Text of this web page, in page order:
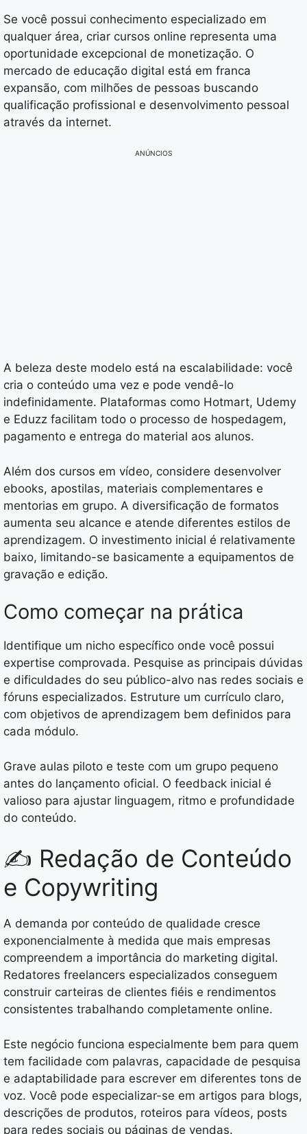
Se você possui conhecimento especializado em
qualquer área, criar cursos online representa uma
oportunidade excepcional de monetização. O
mercado de educação digital está em franca
expansão, com milhões de pessoas buscando
qualificação profissional e desenvolvimento pessoal
através da internet.
ANÚNCIOS
A beleza deste modelo está na escalabilidade: você
cria o conteúdo uma vez e pode vendê-lo
indefinidamente. Plataformas como Hotmart, Udemy
e Eduzz facilitam todo o processo de hospedagem,
pagamento e entrega do material aos alunos.
Além dos cursos em vídeo, considere desenvolver
ebooks, apostilas, materiais complementares e
mentorias em grupo. A diversificação de formatos
aumenta seu alcance e atende diferentes estilos de
aprendizagem. O investimento inicial é relativamente
baixo, limitando-se basicamente a equipamentos de
gravação e edição.
Como começar na prática
Identifique um nicho específico onde você possui
expertise comprovada. Pesquise as principais dúvidas
e dificuldades do seu público-alvo nas redes sociais e
fóruns especializados. Estruture um currículo claro,
com objetivos de aprendizagem bem definidos para
cada módulo.
Grave aulas piloto e teste com um grupo pequeno
antes do lançamento oficial. O feedback inicial é
valioso para ajustar linguagem, ritmo e profundidade
do conteúdo.
✍️ Redação de Conteúdo
e Copywriting
A demanda por conteúdo de qualidade cresce
exponencialmente à medida que mais empresas
compreendem a importância do marketing digital.
Redatores freelancers especializados conseguem
construir carteiras de clientes fiéis e rendimentos
consistentes trabalhando completamente online.
Este negócio funciona especialmente bem para quem
tem facilidade com palavras, capacidade de pesquisa
e adaptabilidade para escrever em diferentes tons de
voz. Você pode especializar-se em artigos para blogs,
descrições de produtos, roteiros para vídeos, posts
para redes sociais ou páginas de vendas.